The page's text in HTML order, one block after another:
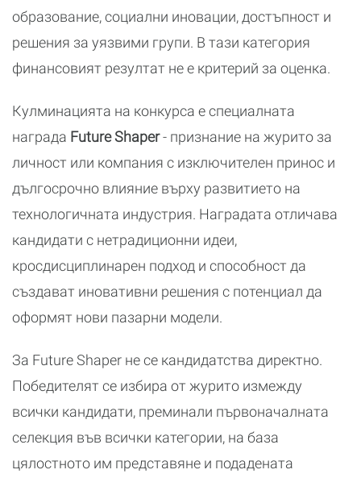
образование, социални иновации, достъпност и
решения за уязвими групи. В тази категория
финансовият резултат не е критерий за оценка.
Кулминацията на конкурса е специалната
награда Future Shaper- признание на журито за
личност или компания с изключителен принос и
дългосрочно влияние върху развитието на
технологичната индустрия. Наградата отличава
кандидати с нетрадиционни идеи,
кросдисциплинарен подход и способност да
създават иновативни решения с потенциал да
оформят нови пазарни модели.
За Future Shaper не се кандидатства директно.
Победителят се избира от журито измежду
всички кандидати, преминали първоначалната
селекция във всички категории, на база
цялостното им представяне и подадената